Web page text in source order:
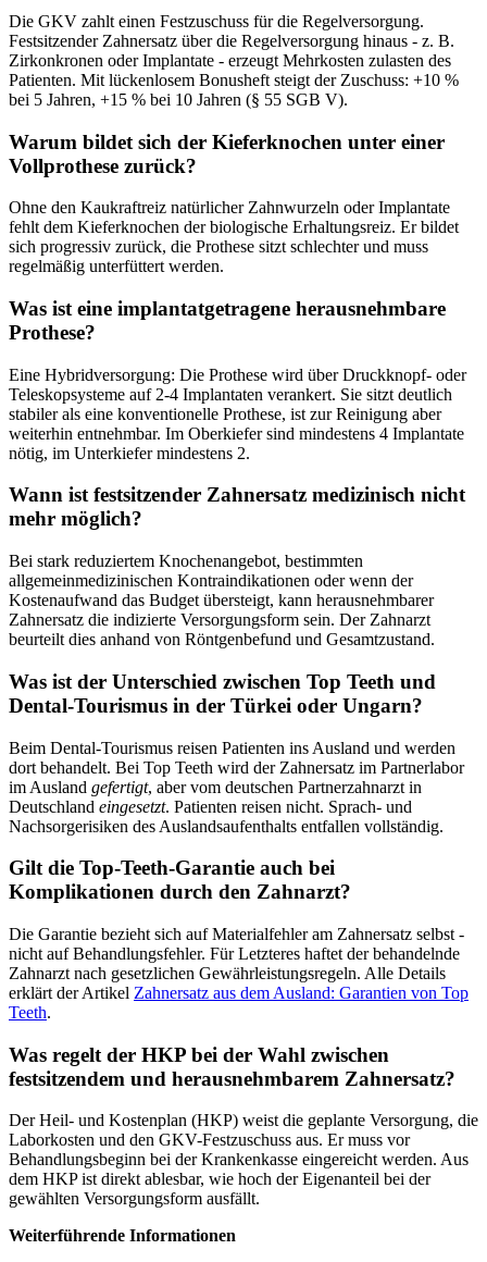
Die GKV zahlt einen Festzuschuss für die Regelversorgung.
Festsitzender Zahnersatz über die Regelversorgung hinaus - z. B.
Zirkonkronen oder Implantate - erzeugt Mehrkosten zulasten des
Patienten. Mit lückenlosem Bonusheft steigt der Zuschuss: +10 %
bei 5 Jahren, +15 % bei 10 Jahren (§ 55 SGB V).
Warum bildet sich der Kieferknochen unter einer
Vollprothese zurück?
Ohne den Kaukraftreiz natürlicher Zahnwurzeln oder Implantate
fehlt dem Kieferknochen der biologische Erhaltungsreiz. Er bildet
sich progressiv zurück, die Prothese sitzt schlechter und muss
regelmäßig unterfüttert werden.
Was ist eine implantatgetragene herausnehmbare
Prothese?
Eine Hybridversorgung: Die Prothese wird über Druckknopf- oder
Teleskopsysteme auf 2-4 Implantaten verankert. Sie sitzt deutlich
stabiler als eine konventionelle Prothese, ist zur Reinigung aber
weiterhin entnehmbar. Im Oberkiefer sind mindestens 4 Implantate
nötig, im Unterkiefer mindestens 2.
Wann ist festsitzender Zahnersatz medizinisch nicht
mehr möglich?
Bei stark reduziertem Knochenangebot, bestimmten
allgemeinmedizinischen Kontraindikationen oder wenn der
Kostenaufwand das Budget übersteigt, kann herausnehmbarer
Zahnersatz die indizierte Versorgungsform sein. Der Zahnarzt
beurteilt dies anhand von Röntgenbefund und Gesamtzustand.
Was ist der Unterschied zwischen Top Teeth und
Dental-Tourismus in der Türkei oder Ungarn?
Beim Dental-Tourismus reisen Patienten ins Ausland und werden
dort behandelt. Bei Top Teeth wird der Zahnersatz im Partnerlabor
im Ausland gefertigt, aber vom deutschen Partnerzahnarzt in
Deutschland eingesetzt. Patienten reisen nicht. Sprach- und
Nachsorgerisiken des Auslandsaufenthalts entfallen vollständig.
Gilt die Top-Teeth-Garantie auch bei
Komplikationen durch den Zahnarzt?
Die Garantie bezieht sich auf Materialfehler am Zahnersatz selbst -
nicht auf Behandlungsfehler. Für Letzteres haftet der behandelnde
Zahnarzt nach gesetzlichen Gewährleistungsregeln. Alle Details
erklärt der Artikel Zahnersatz aus dem Ausland: Garantien von Top
Teeth.
Was regelt der HKP bei der Wahl zwischen
festsitzendem und herausnehmbarem Zahnersatz?
Der Heil- und Kostenplan (HKP) weist die geplante Versorgung, die
Laborkosten und den GKV-Festzuschuss aus. Er muss vor
Behandlungsbeginn bei der Krankenkasse eingereicht werden. Aus
dem HKP ist direkt ablesbar, wie hoch der Eigenanteil bei der
gewählten Versorgungsform ausfällt.
Weiterführende Informationen